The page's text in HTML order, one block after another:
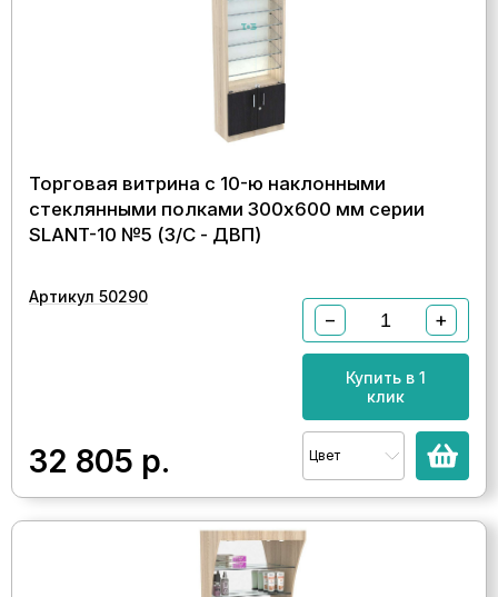
Торговая витрина с 10-ю наклонными
стеклянными полками 300x600 мм серии
SLANT-10 №5 (З/C - ДВП)
Артикул 50290
32 805 р.
− +
Купить в 1
клик
Цвет